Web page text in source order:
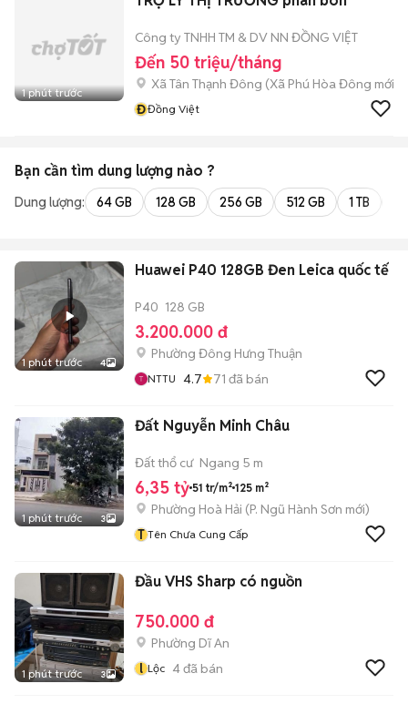
1 phút trước
Công ty TNHH TM & DV NN ĐỒNG VIỆT
Đến 50 triệu/tháng
Xã Tân Thạnh Đông (Xã Phú Hòa Đông mới)
ĐĐồng Việt
Bạn cần tìm dung lượng nào ?
Dung lượng: 64 GB 128 GB 256 GB 512 GB 1 TB
1 phút trước 4
Huawei P40 128GB Đen Leica quốc tế
P40 128 GB
3.200.000 đ
Phường Đông Hưng Thuận
NTTU 4.7 71 đã bán
1 phút trước 3
Đất Nguyễn Minh Châu
Đất thổ cư Ngang 5 m
6,35 tỷ 51 tr/m² 125 m²
Phường Hoà Hải (P. Ngũ Hành Sơn mới)
T Tên Chưa Cung Cấp
1 phút trước 3
Đầu VHS Sharp có nguồn
750.000 đ
Phường Dĩ An
l Lộc 4đã bán